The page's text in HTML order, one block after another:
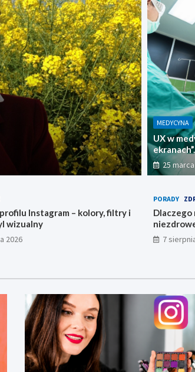
7
MEDYCYNA
UX w
i tym, czy
25
Instagram – kolory, filtry i
wizualny
2026
PORADY
Dlaczego
7